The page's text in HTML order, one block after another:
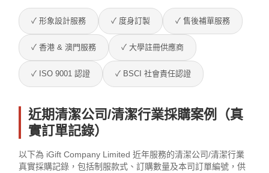
✓ 形象設計服務 ✓ 度身訂製 ✓ 售後補單服務
✓ 香港 & 澳門服務 ✓ 大學註冊供應商
✓ ISO 9001 認證 ✓ BSCI 社會責任認證
近期清潔公司/清潔行業採購案例（真
實訂單記錄）
以下為 iGift Company Limited 近年服務的清潔公司/清潔行業
真實採購記錄，包括制服款式、訂購數量及本司訂單編號，供